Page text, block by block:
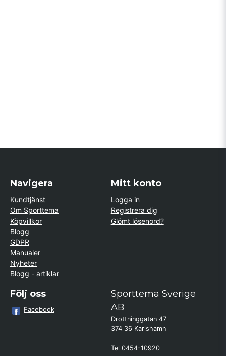
Navigera
Kundtjänst
Om Sporttema
Köpvillkor
Blogg
GDPR
Manualer
Nyheter
Blogg - artiklar
Mitt konto
Logga in
Registrera dig
Glömt lösenord?
Följ oss
Facebook
Sporttema Sverige
AB
Drottninggatan 47
374 36 Karlshamn
Tel 0454-10920